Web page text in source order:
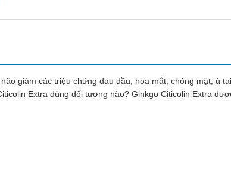
giảm các triệu chứng đau đầu, hoa mắt, chóng mặt, ù
Extra dùng đối tượng nào? Ginkgo Citicolin Extra